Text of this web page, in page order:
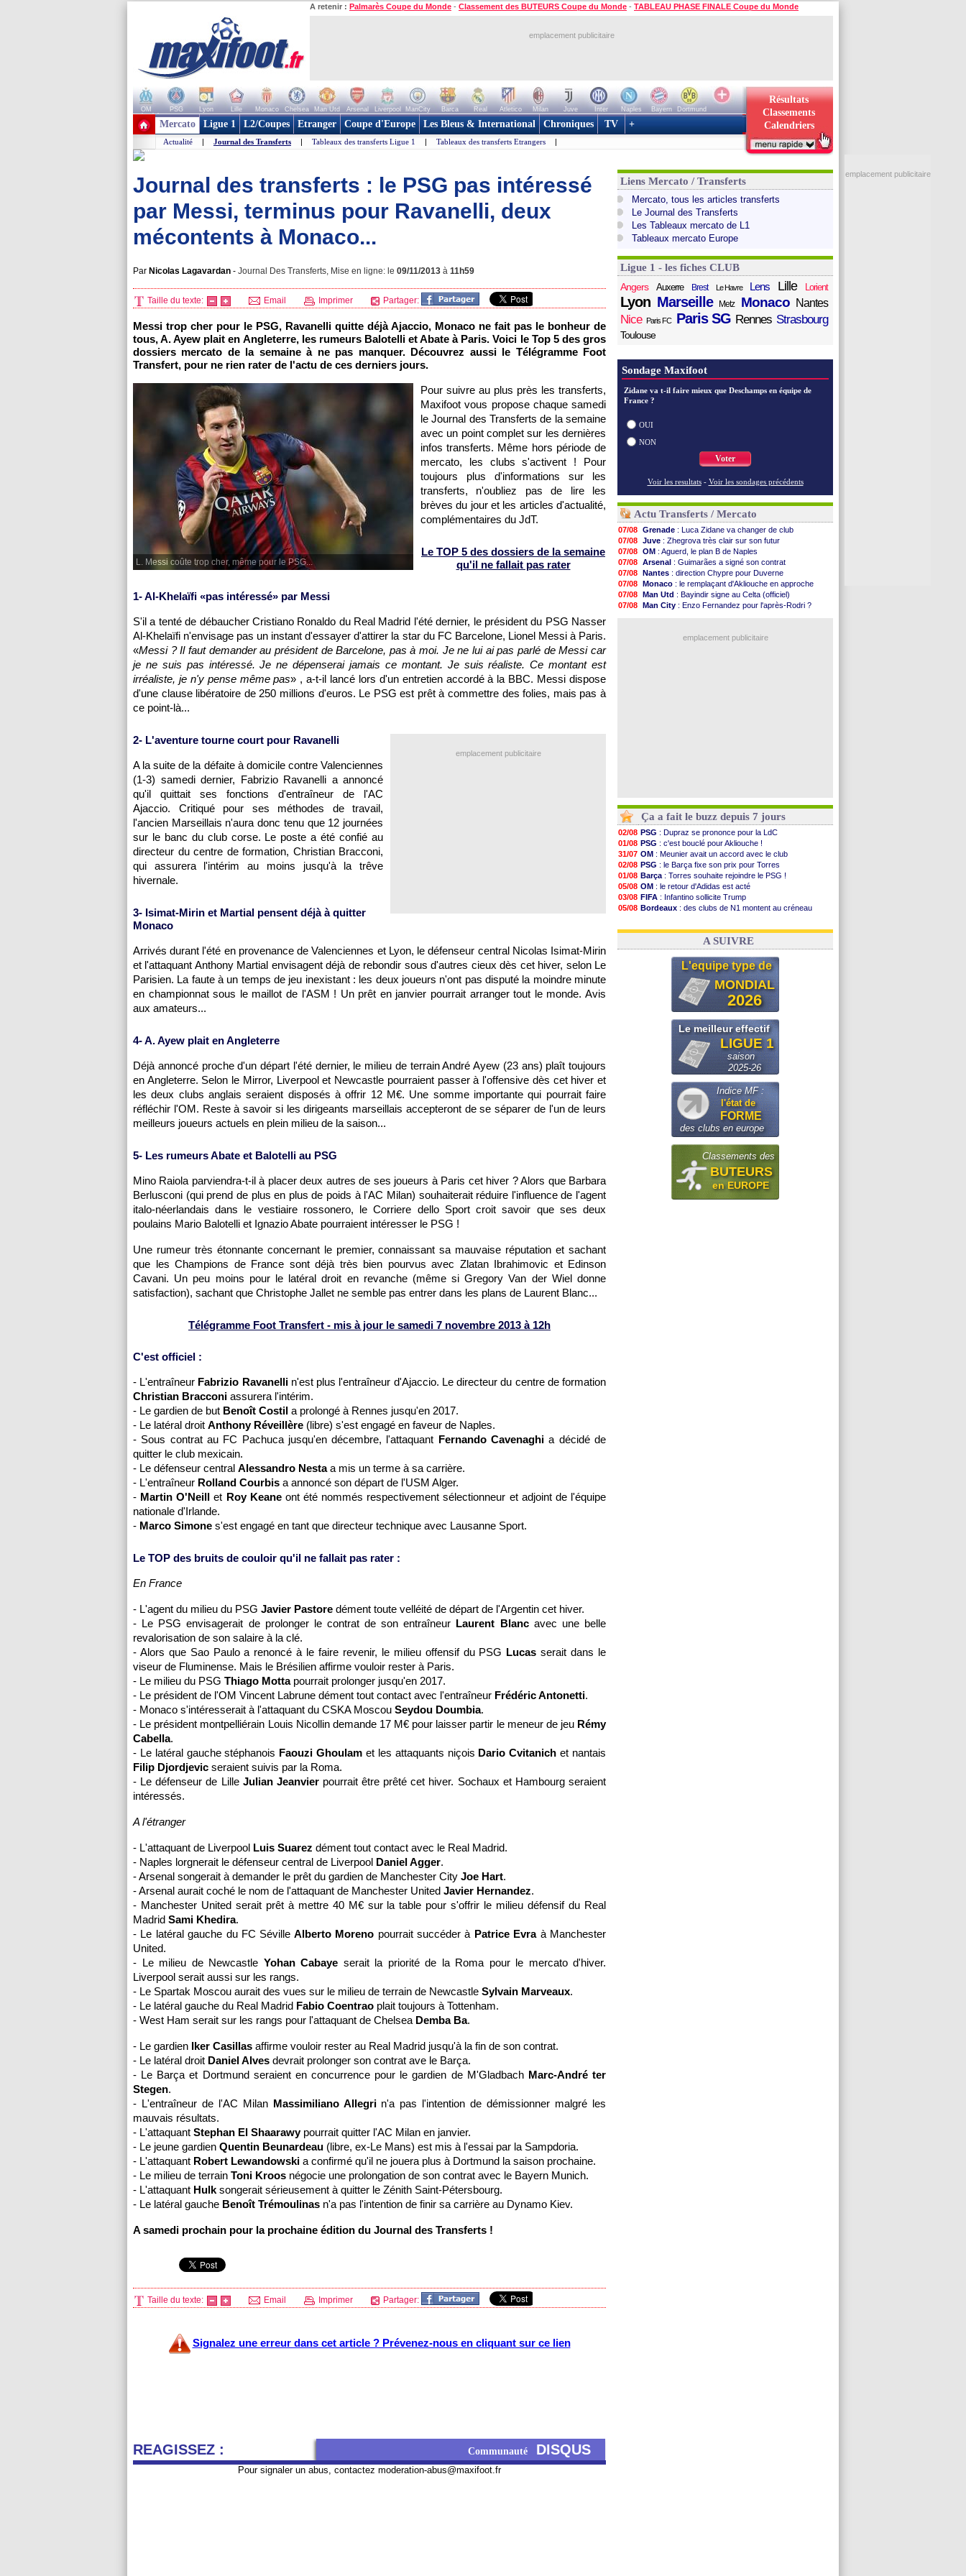
A retenir : Palmarès Coupe du Monde - Classement des BUTEURS Coupe du Monde - TABLEAU PHASE FINALE Coupe du Monde
emplacement publicitaire
OM PSG Lyon Lille Monaco Chelsea Man Utd Arsenal Liverpool ManCity Barca Real Atletico Milan Juve Inter Naples Bayern
Dortmund
+ de clubs
Résultats
Classements
Calendriers
Mercato Ligue 1 L2/Coupes Etranger Coupe d'Europe Les Bleus & International Chroniques TV +
Actualité | Journal des Transferts | Tableaux des transferts Ligue 1 | Tableaux des transferts Etrangers |
Journal des transferts : le PSG pas intéressé
par Messi, terminus pour Ravanelli, deux
mécontents à Monaco...
Par Nicolas Lagavardan - Journal Des Transferts, Mise en ligne: le 09/11/2013 à 11h59
Taille du texte: Email Imprimer Partager:
Messi trop cher pour le PSG, Ravanelli quitte déjàAjaccio, Monaco ne fait pas le bonheur de
tous, A. Ayew plait en Angleterre, les rumeurs Balotelli et Abate à Paris. Voici le Top 5 des gros
dossiers mercato de la semaine à ne pas manquer. Découvrez aussi le Télégramme Foot
Transfert, pour ne rien rater de l'actu de ces derniers jours.
L. Messi coûte trop cher, même pour le PSG...
Pour suivre au plus près les transferts,
Maxifoot vous propose chaque samedi
le Journal des Transferts de la semaine
avec un point complet sur les dernières
infos transferts. Même hors période de
mercato, les clubs s'activent ! Pour
toujours plus d'informations sur les
transferts, n'oubliez pas de lire les
brèves du jour et les articles d'actualité,
complémentaires du JdT.
Le TOP 5 des dossiers de la semaine
qu'il ne fallait pas rater
1- Al-Khelaïfi «pas intéressé» par Messi
S'il a tenté de débaucher Cristiano Ronaldo du Real Madrid l'été dernier, le président du PSG Nasser
Al-Khelaïfi n'envisage pas un instant d'essayer d'attirer la star du FC Barcelone, Lionel Messi à Paris.
«Messi ? Il faut demander au président de Barcelone, pas à moi. Je ne lui ai pas parlé de Messi car
je ne suis pas intéressé. Je ne dépenserai jamais ce montant. Je suis réaliste. Ce montant est
irréaliste, je n'y pense même pas» , a-t-il lancé lors d'un entretien accordé à la BBC. Messi dispose
d'une clause libératoire de 250 millions d'euros. Le PSG est prêt à commettre des folies, mais pas à
ce point-là...
emplacement publicitaire
2- L'aventure tourne court pour Ravanelli
A la suite de la défaite à domicile contre Valenciennes
(1-3) samedi dernier, Fabrizio Ravanelli a annoncé
qu'il quittait ses fonctions d'entraîneur de l'AC
Ajaccio. Critiqué pour ses méthodes de travail,
l'ancien Marseillais n'aura donc tenu que 12 journées
sur le banc du club corse. Le poste a été confié au
directeur du centre de formation, Christian Bracconi,
qui assurera l'intérim au moins jusqu'à la trêve
hivernale.
3- Isimat-Mirin et Martial pensent déjà à quitter
Monaco
Arrivés durant l'été en provenance de Valenciennes et Lyon, le défenseur central Nicolas Isimat-Mirin
et l'attaquant Anthony Martial envisagent déjà de rebondir sous d'autres cieux dès cet hiver, selon Le
Parisien. La faute à un temps de jeu inexistant : les deux joueurs n'ont pas disputé la moindre minute
en championnat sous le maillot de l'ASM ! Un prêt en janvier pourrait arranger tout le monde. Avis
aux amateurs...
4- A. Ayew plait en Angleterre
Déjà annoncé proche d'un départ l'été dernier, le milieu de terrain André Ayew (23 ans) plaît toujours
en Angleterre. Selon le Mirror, Liverpool et Newcastle pourraient passer à l'offensive dès cet hiver et
les deux clubs anglais seraient disposés à offrir 12 M€. Une somme importante qui pourrait faire
réfléchir l'OM. Reste à savoir si les dirigeants marseillais accepteront de se séparer de l'un de leurs
meilleurs joueurs actuels en plein milieu de la saison...
5- Les rumeurs Abate et Balotelli au PSG
Mino Raiola parviendra-t-il à placer deux autres de ses joueurs à Paris cet hiver ? Alors que Barbara
Berlusconi (qui prend de plus en plus de poids à l'AC Milan) souhaiterait réduire l'influence de l'agent
italo-néerlandais dans le vestiaire rossonero, le Corriere dello Sport croit savoir que ses deux
poulains Mario Balotelli et Ignazio Abate pourraient intéresser le PSG !
Une rumeur très étonnante concernant le premier, connaissant sa mauvaise réputation et sachant
que les Champions de France sont déjà très bien pourvus avec Zlatan Ibrahimovic et Edinson
Cavani. Un peu moins pour le latéral droit en revanche (même si Gregory Van der Wiel donne
satisfaction), sachant que Christophe Jallet ne semble pas entrer dans les plans de Laurent Blanc...
Télégramme Foot Transfert - mis à jour le samedi 7 novembre 2013 à 12h
C'est officiel :
- L'entraîneur Fabrizio Ravanellin'est plus l'entraîneur d'Ajaccio. Le directeur du centre de formation
Christian Bracconi assurera l'intérim.
- Le gardien de but Benoît Costil a prolongé à Rennes jusqu'en 2017.
- Le latéral droit Anthony Réveillère (libre) s'est engagé en faveur de Naples.
- Sous contrat au FC Pachuca jusqu'en décembre, l'attaquant Fernando Cavenaghi a décidé de
quitter le club mexicain.
- Le défenseur central Alessandro Nestaa mis un terme à sa carrière.
- L'entraîneur Rolland Courbis a annoncé son départ de l'USM Alger.
- Martin O'Neill et Roy Keaneont été nommés respectivement sélectionneur et adjoint de l'équipe
nationale d'Irlande.
- Marco Simone s'est engagé en tant que directeur technique avec Lausanne Sport.
Le TOP des bruits de couloir qu'il ne fallait pas rater :
En France
- L'agent du milieu du PSG Javier Pastore dément toute velléité de départ de l'Argentin cet hiver.
- Le PSG envisagerait de prolonger le contrat de son entraîneur Laurent Blancavec une belle
revalorisation de son salaire à la clé.
- Alors que Sao Paulo a renoncé à le faire revenir, le milieu offensif du PSG Lucas serait dans le
viseur de Fluminense. Mais le Brésilien affirme vouloir rester à Paris.
- Le milieu du PSG Thiago Mottapourrait prolonger jusqu'en 2017.
- Le président de l'OM Vincent Labrune dément tout contact avec l'entraîneur Frédéric Antonetti.
- Monaco s'intéresserait à l'attaquant du CSKA Moscou Seydou Doumbia.
- Le président montpelliérain Louis Nicollin demande 17 M€ pour laisser partir le meneur de jeu Rémy
Cabella.
- Le latéral gauche stéphanois Faouzi Ghoulam et les attaquants niçois Dario Cvitanich et nantais
Filip Djordjevic seraient suivis par la Roma.
- Le défenseur de Lille Julian Jeanvierpourrait être prêté cet hiver. Sochaux et Hambourg seraient
intéressés.
A l'étranger
- L'attaquant de Liverpool Luis Suarez dément tout contact avec le Real Madrid.
- Naples lorgnerait le défenseur central de Liverpool Daniel Agger.
- Arsenal songerait à demander le prêt du gardien de Manchester City Joe Hart.
- Arsenal aurait coché le nom de l'attaquant de Manchester United Javier Hernandez.
- Manchester United serait prêt à mettre 40 M€ sur la table pour s'offrir le milieu défensif du Real
Madrid Sami Khedira.
- Le latéral gauche du FC Séville Alberto Moreno pourrait succéder à Patrice Evraà Manchester
United.
- Le milieu de Newcastle Yohan Cabaye serait la priorité de la Roma pour le mercato d'hiver.
Liverpool serait aussi sur les rangs.
- Le Spartak Moscou aurait des vues sur le milieu de terrain de Newcastle Sylvain Marveaux.
- Le latéral gauche du Real Madrid Fabio Coentrao plait toujours à Tottenham.
- West Ham serait sur les rangs pour l'attaquant de Chelsea Demba Ba.
- Le gardien Iker Casillas affirme vouloir rester au Real Madrid jusqu'à la fin de son contrat.
- Le latéral droit Daniel Alves devrait prolonger son contrat ave le Barça.
- Le Barça et Dortmund seraient en concurrence pour le gardien de M'GladbachMarc-André ter
Stegen.
- L'entraîneur de l'AC Milan Massimiliano Allegrin'a pas l'intention de démissionner malgré les
mauvais résultats.
- L'attaquant Stephan El Shaarawypourrait quitter l'AC Milan en janvier.
- Le jeune gardien Quentin Beunardeau (libre, ex-Le Mans) est mis à l'essai par la Sampdoria.
- L'attaquant Robert Lewandowski a confirmé qu'il ne jouera plus à Dortmund la saison prochaine.
- Le milieu de terrain Toni Kroos négocie une prolongation de son contrat avec le Bayern Munich.
- L'attaquant Hulk songerait sérieusement à quitter le Zénith Saint-Pétersbourg.
- Le latéral gauche Benoît Trémoulinas n'a pas l'intention de finir sa carrière au Dynamo Kiev.
A samedi prochain pour la prochaine édition du Journal des Transferts !
Taille du texte: Email Imprimer Partager:
Signalez une erreur dans cet article ? Prévenez-nous en cliquant sur ce lien
REAGISSEZ : Communauté DISQUS
Pour signaler un abus, contactez moderation-abus@maxifoot.fr
Liens Mercato / Transferts
Mercato, tous les articles transferts
Le Journal des Transferts
Les Tableaux mercato de L1
Tableaux mercato Europe
Ligue 1 - les fiches CLUB
Angers
Auxerre Brest Le Havre Lens Lille Lorient
Lyon Marseille Metz Monaco Nantes
Nice Paris FC Paris SG Rennes Strasbourg
Toulouse
Sondage Maxifoot
Zidane va t-il faire mieux que Deschamps en équipe de
France ?
OUI
NON
Voter
Voir les resultats - Voir les sondages précédents
Actu Transferts / Mercato
07/08 Grenade : Luca Zidane va changer de club
07/08 Juve : Zhegrova très clair sur son futur
07/08 OM : Aguerd, le plan B de Naples
07/08 Arsenal : Guimarães a signé son contrat
07/08 Nantes : direction Chypre pour Duverne
07/08 Monaco : le remplaçant d'Akliouche en approche
07/08 Man Utd : Bayindir signe au Celta (officiel)
07/08 Man City : Enzo Fernandez pour l'après-Rodri ?
: le coach de l'Ajax insiste pour Godts
emplacement publicitaire
Ça a fait le buzz depuis 7 jours
02/08 PSG : Dupraz se prononce pour la LdC
01/08 PSG : c'est bouclé pour Akliouche !
31/07 OM : Meunier avait un accord avec le club
02/08 PSG : le Barça fixe son prix pour Torres
01/08 Barça : Torres souhaite rejoindre le PSG !
05/08 OM : le retour d'Adidas est acté
03/08 FIFA : Infantino sollicite Trump
05/08 Bordeaux : des clubs de N1 montent au créneau
03/08 Real: le démenti de Leipzig pour Diomandé
A SUIVRE
L'equipe type de
MONDIAL
2026
Le meilleur effectif
LIGUE 1
saison
2025-26
Indice MF :
l'état de
FORME
des clubs en europe
Classements des
BUTEURS
en EUROPE
emplacement publicitaire